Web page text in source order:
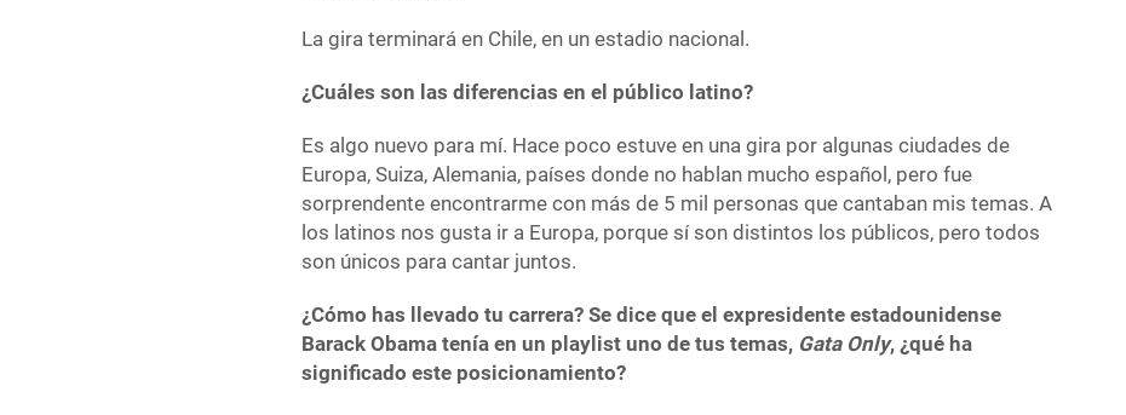
La gira terminará en Chile, en un estadio nacional.
¿Cuáles son las diferencias en el público latino?
Es algo nuevo para mí. Hace poco estuve en una gira por algunas ciudades de
Europa, Suiza, Alemania, países donde no hablan mucho español, pero fue
sorprendente encontrarme con más de 5 mil personas que cantaban mis temas. A
los latinos nos gusta ir a Europa, porque sí son distintos los públicos, pero todos
son únicos para cantar juntos.
¿Cómo has llevado tu carrera? Se dice que el expresidente estadounidense
Barack Obama tenía en un playlist uno de tus temas, Gata Only, ¿qué ha
significado este posicionamiento?